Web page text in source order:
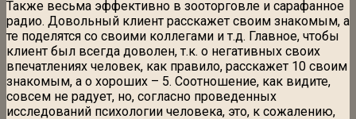
Также весьма эффективно в зооторговле и сарафанное
радио. Довольный клиент расскажет своим знакомым, а
те поделятся со своими коллегами и т.д. Главное, чтобы
клиент был всегда доволен, т.к. о негативных своих
впечатлениях человек, как правило, расскажет 10 своим
знакомым, а о хороших – 5. Соотношение, как видите,
совсем не радует, но, согласно проведенных
исследований психологии человека, это, к сожалению,